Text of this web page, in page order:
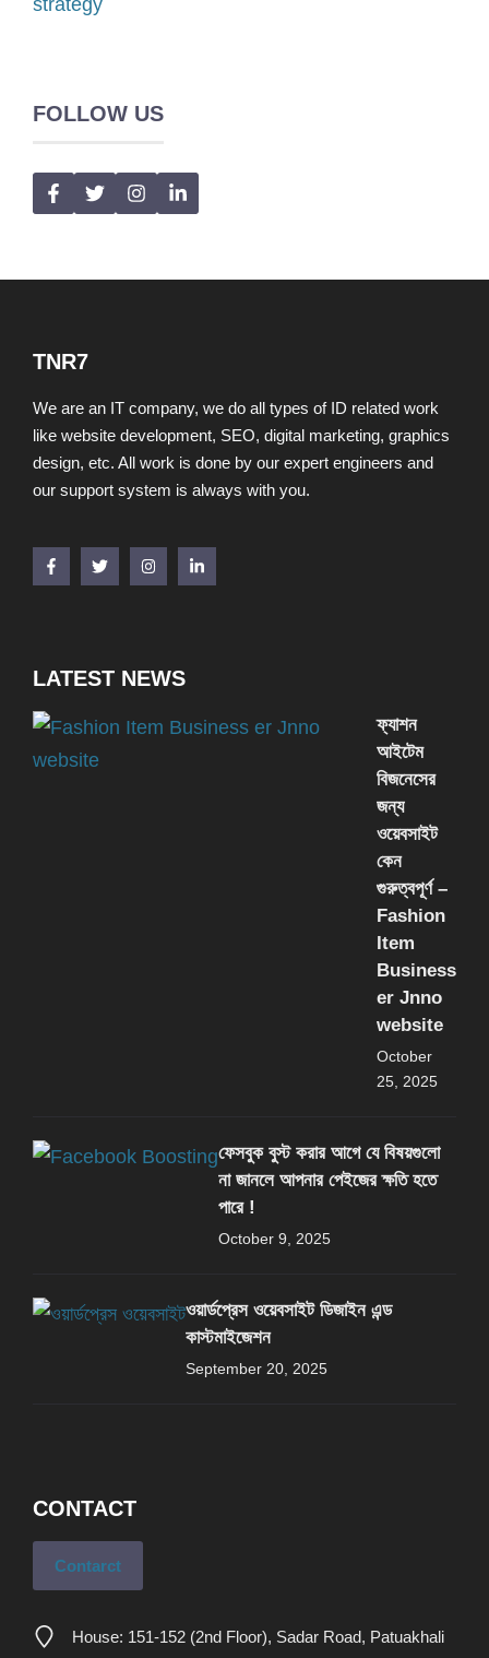
FOLLOW US
TNR7
We are an IT company, we do all types of ID related work
like website development, SEO, digital marketing, graphics
design, etc. All work is done by our expert engineers and
our support system is always with you.
LATEST NEWS
ফ্যাশন
আইটেম
বিজনেসের
জন্য
ওয়েবসাইট
কেন
গুরুত্বপূর্ণ –
Fashion
Item
Business
er Jnno
website
October
25, 2025
ফেসবুক বুস্ট করার আগে যে বিষয়গুলো
না জানলে আপনার পেইজের ক্ষতি হতে
পারে !
October 9, 2025
ওয়ার্ডপ্রেস ওয়েবসাইট ডিজাইন এন্ড
কাস্টমাইজেশন
September 20, 2025
CONTACT
Contarct
House: 151-152 (2nd Floor), Sadar Road, Patuakhali